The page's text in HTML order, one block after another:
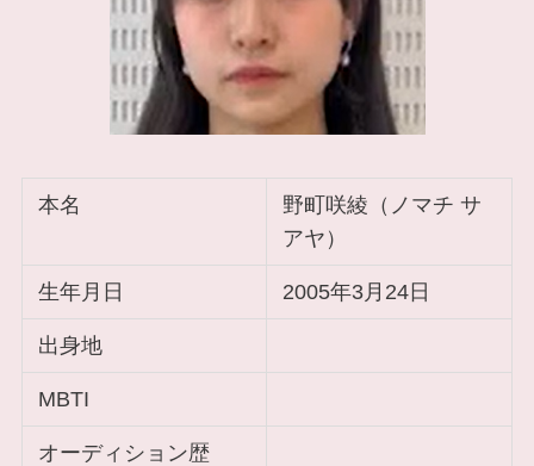
本名
野町咲綾（ノマチ サ
アヤ）
生年月日 2005年3月24日
出身地
MBTI
オーディション歴